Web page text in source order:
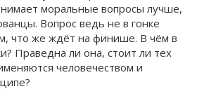
моральные вопросы лучше,
Вопрос ведь не в гонке
что же ждёт на финише. В чём в
Праведна ли она, стоит ли тех
человечеством и